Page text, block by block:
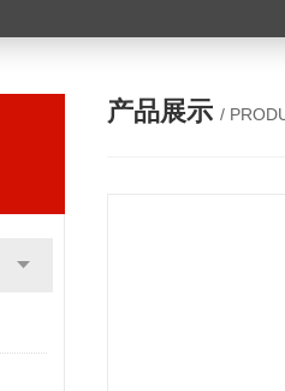
产品展示 /